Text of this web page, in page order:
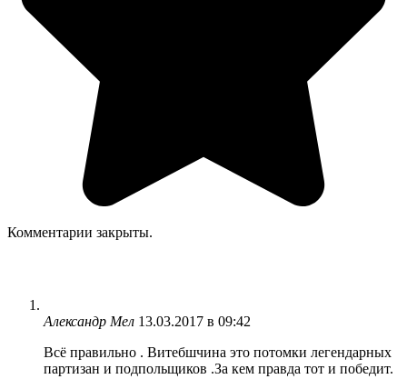
Комментарии закрыты.
Александр Мел 13.03.2017 в 09:42
Всё правильно . Витебшчина это потомки легендарных
партизан и подпольщиков .За кем правда тот и победит.